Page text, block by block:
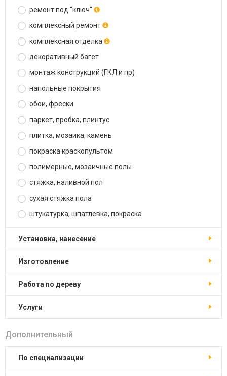
ремонт под "ключ"
комплексный ремонт
комплексная отделка
декоративный багет
монтаж конструкций (ГКЛ и пр)
напольные покрытия
обои, фрески
паркет, пробка, плинтус
плитка, мозаика, камень
покраска краскопультом
полимерные, мозаичные полы
стяжка, наливной пол
сухая стяжка пола
штукатурка, шпатлевка, покраска
установка, нанесение
изготовление
работа по дереву
услуги
Дополнительный
по специализации